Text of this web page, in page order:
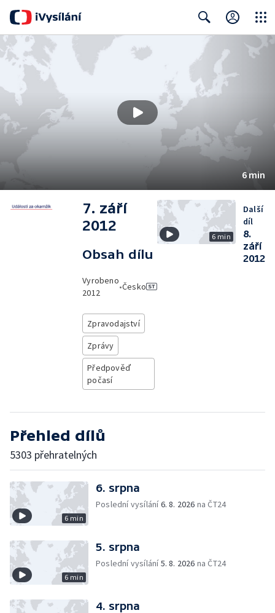
Search
6 min
7. září
2012
Obsah dílu
Vyrobeno
2012
•Česko
Zpravodajství
Zprávy
Předpověď
počasí
6 min
Další
díl
8.
září
2012
Přehled dílů
5303 přehratelných
6 min
6. srpna
Poslední vysílání6. 8. 2026 na ČT24
6 min
5. srpna
Poslední vysílání5. 8. 2026 na ČT24
4. srpna